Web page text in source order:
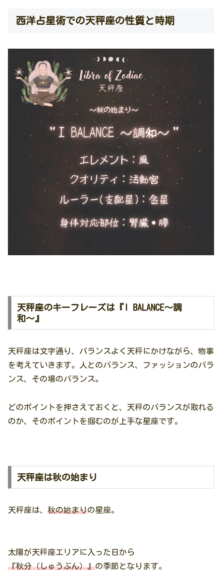
西洋占星術での天秤座の性質と時期
天秤座のキーフレーズは『I BALANCE〜調
和〜』
天秤座は文字通り、バランスよく天秤にかけながら、物事
を考えていきます。人とのバランス、ファッションのバラ
ンス、その場のバランス。
どのポイントを押さえておくと、天秤のバランスが取れる
のか、そのポイントを掴むのが上手な星座です。
天秤座は秋の始まり
天秤座は、 秋の始まりの星座。
太陽が天秤座エリアに入った日から
『秋分（しゅうぶん）』の季節となります。